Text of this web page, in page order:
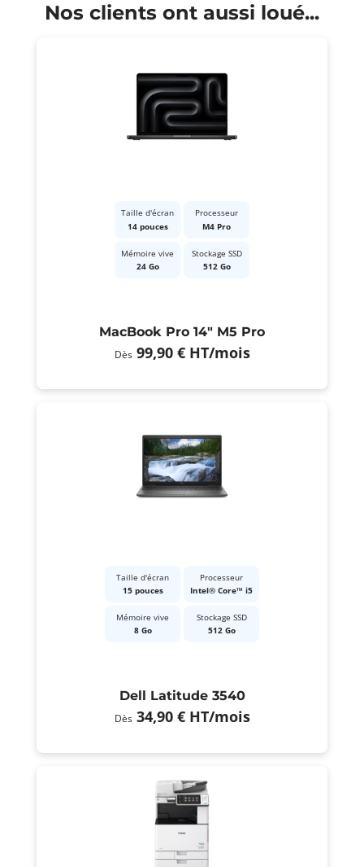
Nos clients ont aussi loué...
Taille d'écran
14 pouces
Processeur
M4 Pro
Mémoire vive
24 Go
Stockage SSD
512 Go
MacBook Pro 14" M5 Pro
Dès 99,90 € HT/mois
Taille d'écran
15 pouces
Processeur
Intel® Core™ i5
Mémoire vive
8 Go
Stockage SSD
512 Go
Dell Latitude 3540
Dès 34,90 € HT/mois